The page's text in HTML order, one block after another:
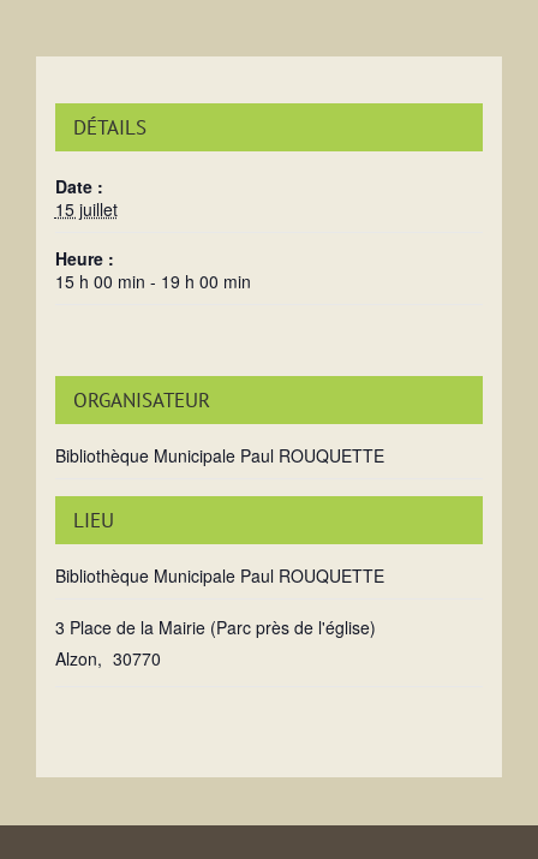
DÉTAILS
Date :
15 juillet
Heure :
15 h 00 min - 19 h 00 min
LIEU
Bibliothèque Municipale Paul ROUQUETTE
3 Place de la Mairie (Parc près de l'église)
Alzon, 30770
ORGANISATEUR
Bibliothèque Municipale Paul ROUQUETTE